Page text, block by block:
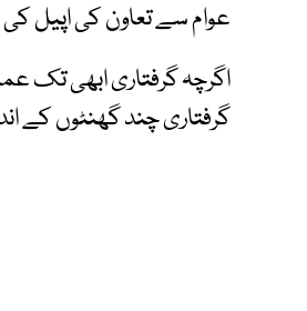
عوام سے تعاون کی اپیل
اگرچہ گرفتاری ابھی تک
گرفتاری چند گھنٹوں کے